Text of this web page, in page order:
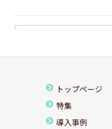
トップページ
特集
導入事例